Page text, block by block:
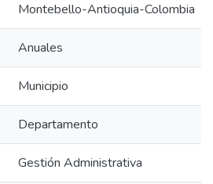
Montebello-Antioquia-Colombia
Anuales
Municipio
Departamento
Gestión Administrativa